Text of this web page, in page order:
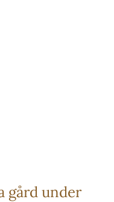
gård under